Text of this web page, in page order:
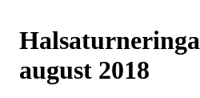
august 2018